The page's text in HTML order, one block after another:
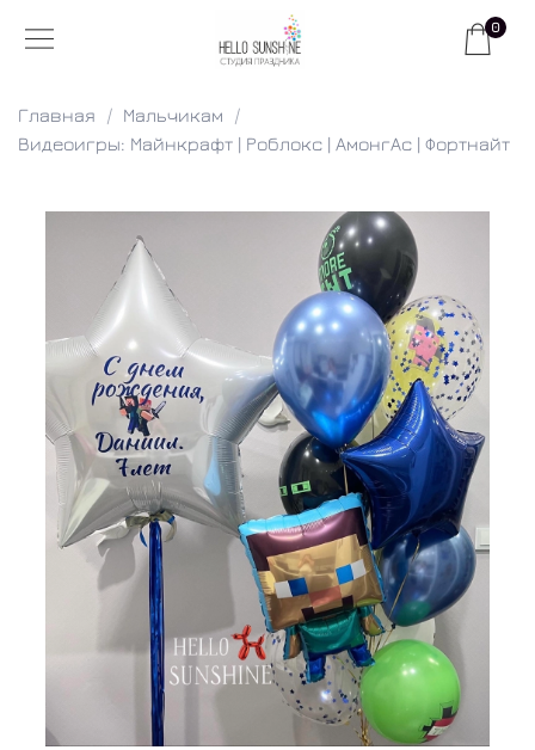
0
Главная
Мальчикам
Видеоигры: Майнкрафт | Роблокс | АмонгАс | Фортнайт